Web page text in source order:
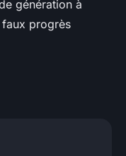
génération à
faux progrès